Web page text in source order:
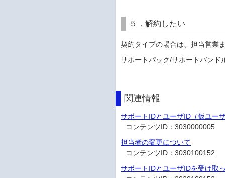
５．解約したい
契約タイプの場合は、担当営業
サポートパック/サポートバンド
関連情報
サポートIDとユーザID（仮ユー
コンテンツID：3030000005
担当者の変更について
コンテンツID：3030100152
サポートIDとユーザIDを受け取